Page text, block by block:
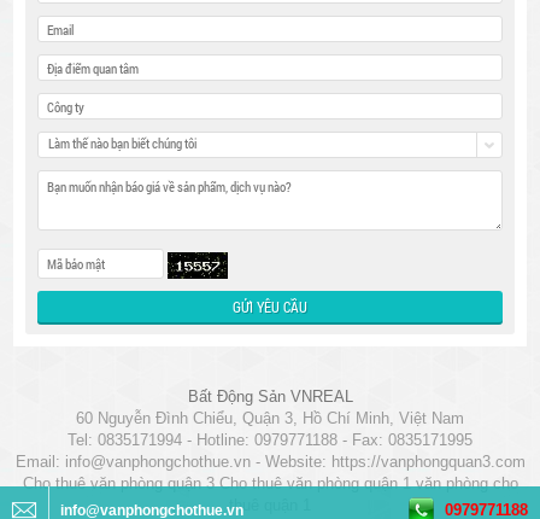
Làm thế nào bạn biết chúng tôi
Bất Động Sản VNREAL
60 Nguyễn Đình Chiểu, Quận 3, Hồ Chí Minh, Việt Nam
Tel: 0835171994 - Hotline: 0979771188 - Fax: 0835171995
Email: info@vanphongchothue.vn- Website: https://vanphongquan3.com
Cho thuê văn phòng quận 3 Cho thuê văn phòng quận 1 văn phòng cho
thuê quận 1
info@vanphongchothue.vn 0979771188